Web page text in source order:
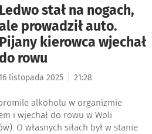
Ledwo stał na nogach,
prowadził auto.
Pijany kierowca wjechał
rowu
listopada 2025 21:28
alkoholu w organizmie
i wjechał do rowu w Woli
O własnych siłach był w stanie